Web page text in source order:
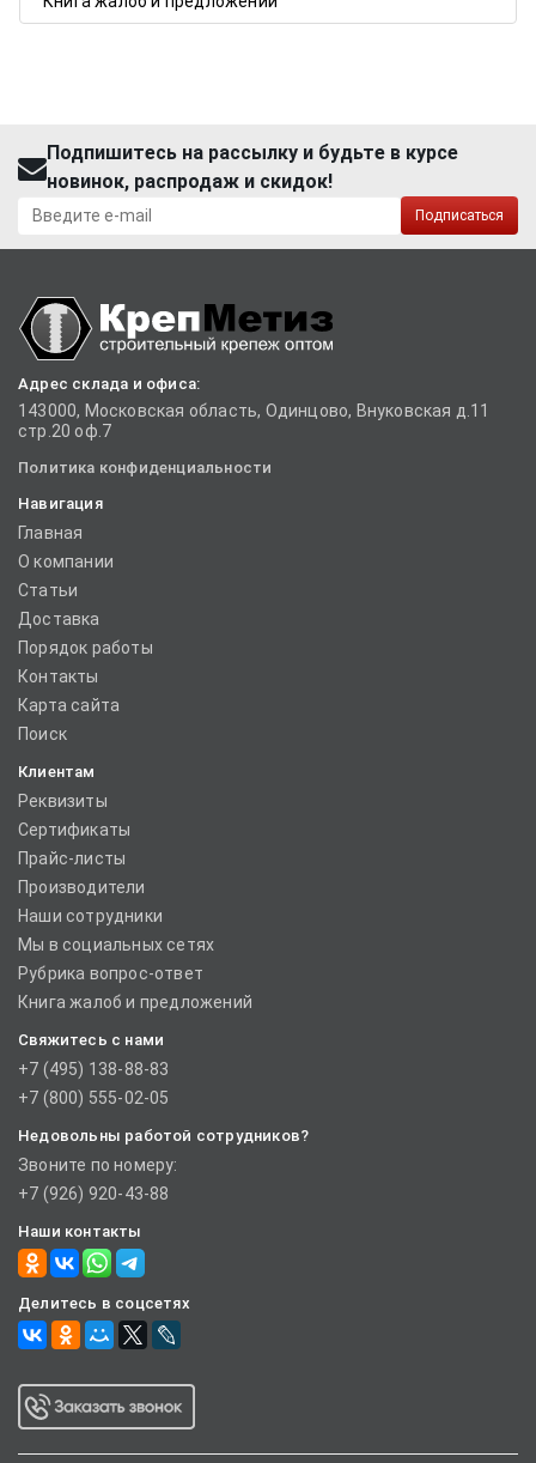
Подпишитесь на рассылку и будьте в курсе
новинок, распродаж и скидок!
Подписаться
Адрес склада и офиса:
143000, Московская область, Одинцово, Внуковская д.11
стр.20 оф.7
Политика конфиденциальности
Навигация
Главная
О компании
Статьи
Доставка
Порядок работы
Контакты
Карта сайта
Поиск
Клиентам
Реквизиты
Сертификаты
Прайс-листы
Производители
Наши сотрудники
Мы в социальных сетях
Рубрика вопрос-ответ
Книга жалоб и предложений
Свяжитесь с нами
+7 (495) 138-88-83
+7 (800) 555-02-05
Недовольны работой сотрудников?
Звоните по номеру:
+7 (926) 920-43-88
Наши контакты
Делитесь в соцсетях